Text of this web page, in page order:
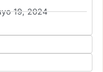
19, 2024